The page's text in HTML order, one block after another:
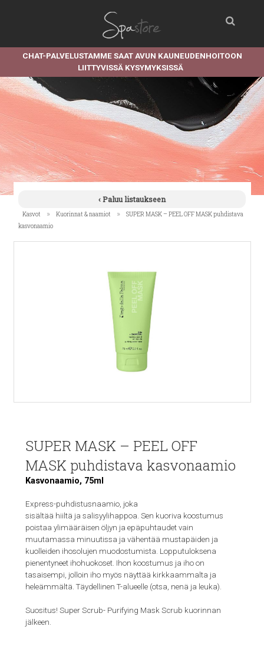
CHAT-PALVELUSTAMME SAAT AVUN KAUNEUDENHOITOON
LIITTYVISSÄ KYSYMYKSISSÄ
‹ Paluu listaukseen
Kasvot » Kuorinnat & naamiot »
SUPER MASK – PEEL OFF MASK puhdistava
kasvonaamio
SUPER MASK – PEEL OFF
MASK puhdistava kasvonaamio
Kasvonaamio, 75ml
Express-puhdistusnaamio, joka
sisältää hiiltä ja salisyylihappoa. Sen kuoriva koostumus
poistaa ylimääräisen öljyn ja epäpuhtaudet vain
muutamassa minuutissa ja vähentää mustapäiden ja
kuolleiden ihosolujen muodostumista. Lopputuloksena
pienentyneet ihohuokoset. Ihon koostumus ja iho on
tasaisempi, jolloin iho myös näyttää kirkkaammalta ja
heleämmältä. Täydellinen T-alueelle (otsa, nenä ja leuka).
Suositus! Super Scrub- Purifying Mask Scrub kuorinnan
jälkeen.